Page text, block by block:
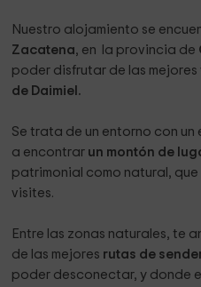
Nuestro alojamiento se
Zacatena, en la provincia de
poder disfrutar de las
de Daimiel.
Se trata de un entorno con
a encontrar un montón de
patrimonial como natural,
visites.
Entre las zonas naturales, te
de las mejores rutas de
poder desconectar, y donde